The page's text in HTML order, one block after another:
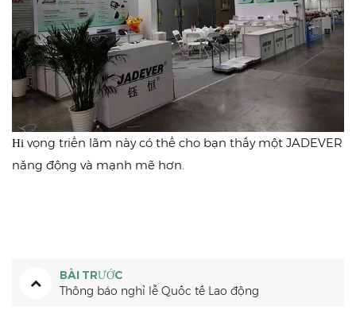
Hi vọng triển lãm này có thể cho bạn thấy một JADEVER
năng động và mạnh mẽ hơn.
BÀI TRƯỚC
Thông báo nghỉ lễ Quốc tế Lao động